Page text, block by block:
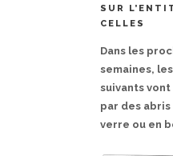
SUR
CELLES
Dans les
semaines,
suivants
par des abris
verre ou en